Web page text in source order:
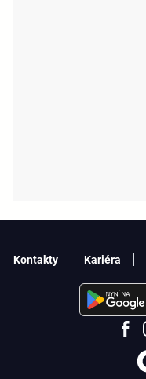
Kontakty Kariéra